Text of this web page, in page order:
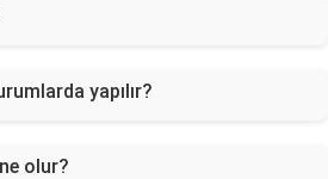
yapılır?
olur?